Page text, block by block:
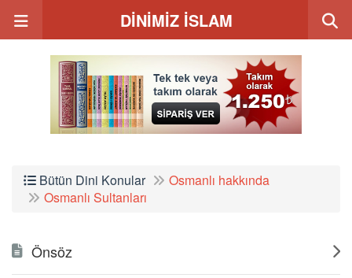
DİNİMİZ İSLAM
Bütün Dini Konular
Osmanlı hakkında
Osmanlı Sultanları
Önsöz